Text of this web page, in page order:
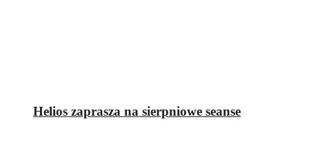
Helios zaprasza na sierpniowe seanse